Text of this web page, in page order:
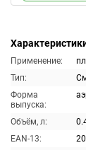
Применение:
Тип:
Форма
выпуска:
Объём, л:
EAN-13: